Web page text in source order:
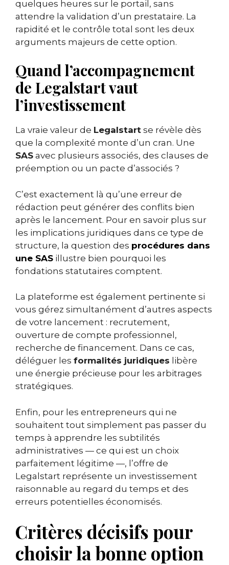
quelques heures sur le portail, sans
attendre la validation d’un prestataire. La
rapidité et le contrôle total sont les deux
arguments majeurs de cette option.
Quand l’accompagnement
de Legalstart vaut
l’investissement
La vraie valeur de Legalstart se révèle dès
que la complexité monte d’un cran. Une
SAS avec plusieurs associés, des clauses de
préemption ou un pacte d’associés ?
C’est exactement là qu’une erreur de
rédaction peut générer des conflits bien
après le lancement. Pour en savoir plus sur
les implications juridiques dans ce type de
structure, la question des procédures dans
une SAS illustre bien pourquoi les
fondations statutaires comptent.
La plateforme est également pertinente si
vous gérez simultanément d’autres aspects
de votre lancement : recrutement,
ouverture de compte professionnel,
recherche de financement. Dans ce cas,
déléguer les formalités juridiques libère
une énergie précieuse pour les arbitrages
stratégiques.
Enfin, pour les entrepreneurs qui ne
souhaitent tout simplement pas passer du
temps à apprendre les subtilités
administratives — ce qui est un choix
parfaitement légitime —, l’offre de
Legalstart représente un investissement
raisonnable au regard du temps et des
erreurs potentielles économisés.
Critères décisifs pour
choisir la bonne option